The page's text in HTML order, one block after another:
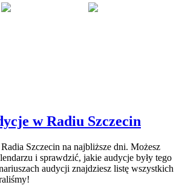
w Radiu Szczecin
Szczecin na najbliższe dni. Możesz
i sprawdzić, jakie audycje były tego
audycji znajdziesz listę wszystkich